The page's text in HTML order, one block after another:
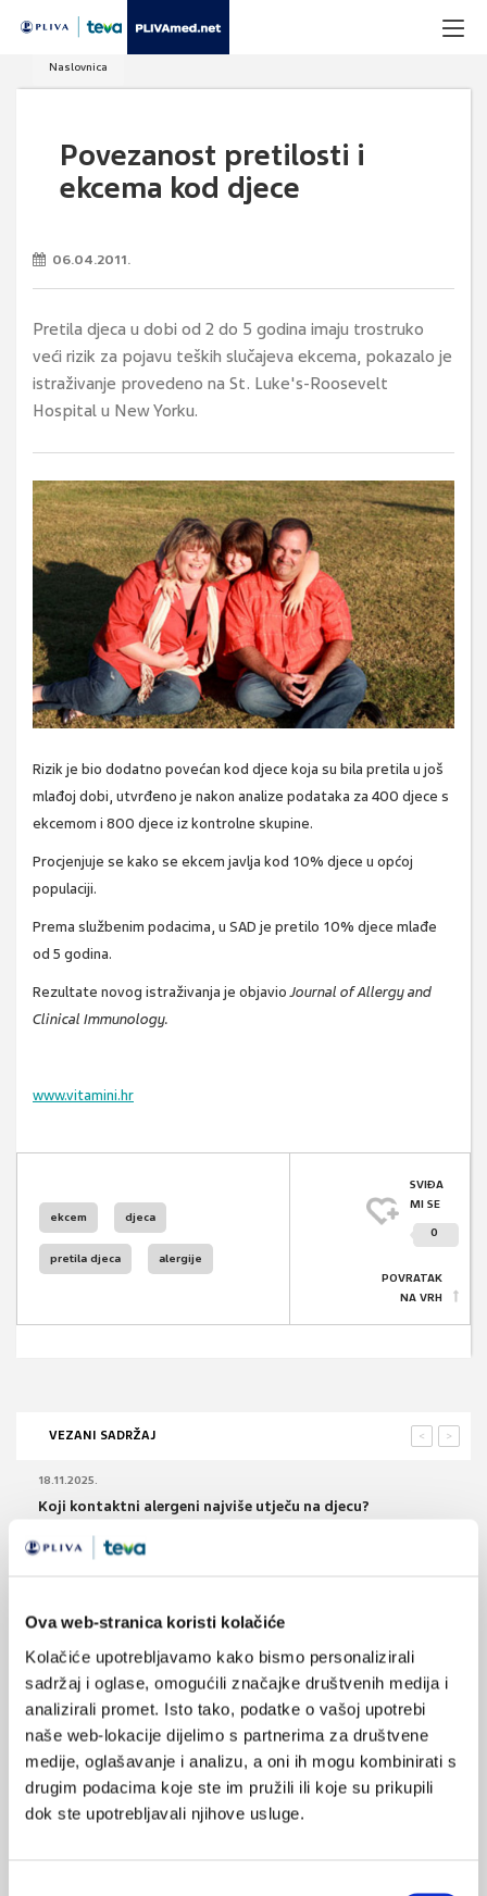
Ova web-stranica koristi kolačiće
Kolačiće upotrebljavamo kako bismo personalizirali
sadržaj i oglase, omogućili značajke društvenih medija i
analizirali promet. Isto tako, podatke o vašoj upotrebi
naše web-lokacije dijelimo s partnerima za društvene
medije, oglašavanje i analizu, a oni ih mogu kombinirati s
drugim podacima koje ste im pružili ili koje su prikupili
dok ste upotrebljavali njihove usluge.
Naslovnica
Povezanost pretilosti i
ekcema kod djece
06.04.2011.
Pretila djeca u dobi od 2 do 5 godina imaju trostruko
veći rizik za pojavu teških slučajeva ekcema, pokazalo je
istraživanje provedeno na St. Luke's-Roosevelt
Hospital u New Yorku.
Rizik je bio dodatno povećan kod djece koja su bila pretila u još
mlađoj dobi, utvrđeno je nakon analize podataka za 400 djece s
ekcemom i 800 djece iz kontrolne skupine.
Procjenjuje se kako se ekcem javlja kod 10% djece u općoj
populaciji.
Prema službenim podacima, u SAD je pretilo 10% djece mlađe
od 5 godina.
Rezultate novog istraživanja je objavioJournal of Allergy and
Clinical Immunology.
www.vitamini.hr
ekcem djeca
pretila djeca alergije
SVIĐA
MI SE
0
POVRATAK
NA VRH
VEZANI SADRŽAJ >
<
18.11.2025.
Koji kontaktni alergeni najviše utječu na djecu?
27.12.2022.
10.06.2022.
Predavanje: Genetski i epigenetski uvjeti za astmu,
alergiju i ekcem
06.06.2019.
Aplikacija Peludne prognoze na portalu PLIVAzdravlje
i pametnim telefonima